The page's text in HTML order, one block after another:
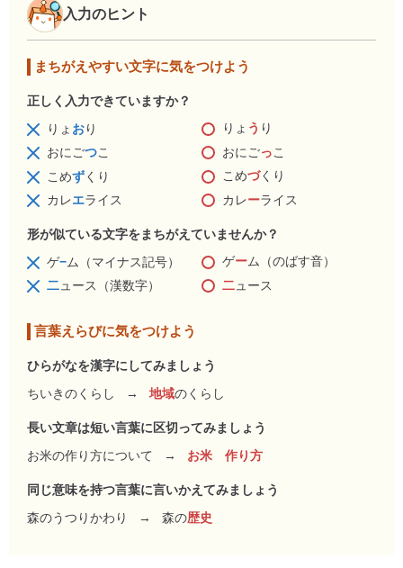
入力のヒント
まちがえやすい文字に気をつけよう
正しく入力できていますか？
りょ おり りょ う り
おにごつこ おにごっこ
こめずくり こめづくり
カレエライス カレーライス
形が似ている文字をまちがえていませんか？
ゲ−ム（マイナス記号） ゲーム（のばす音）
二ュース（漢数字） 二ュース
言葉えらびに気をつけよう
ひらがなを漢字にしてみましょう
ちいきのくらし
→ 地域のくらし
長い文章は短い言葉に区切ってみましょう
お米の作り方について
→ お米 作り方
同じ意味を持つ言葉に言いかえてみましょう
森のうつりかわり
→ 森の歴史